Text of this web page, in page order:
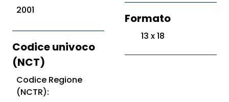
2001
Codice univoco
(NCT)
Codice Regione
(NCTR):
Formato
13 x 18